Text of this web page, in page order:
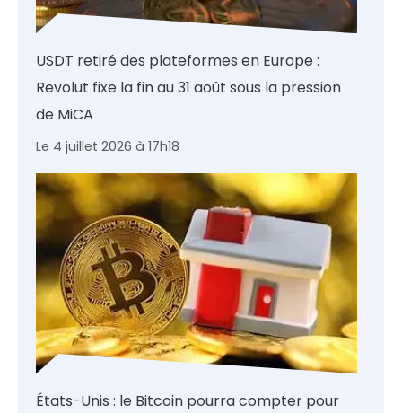
USDT retiré des plateformes en Europe :
Revolut fixe la fin au 31 août sous la pression
de MiCA
Le 4 juillet 2026 à 17h18
États-Unis : le Bitcoin pourra compter pour